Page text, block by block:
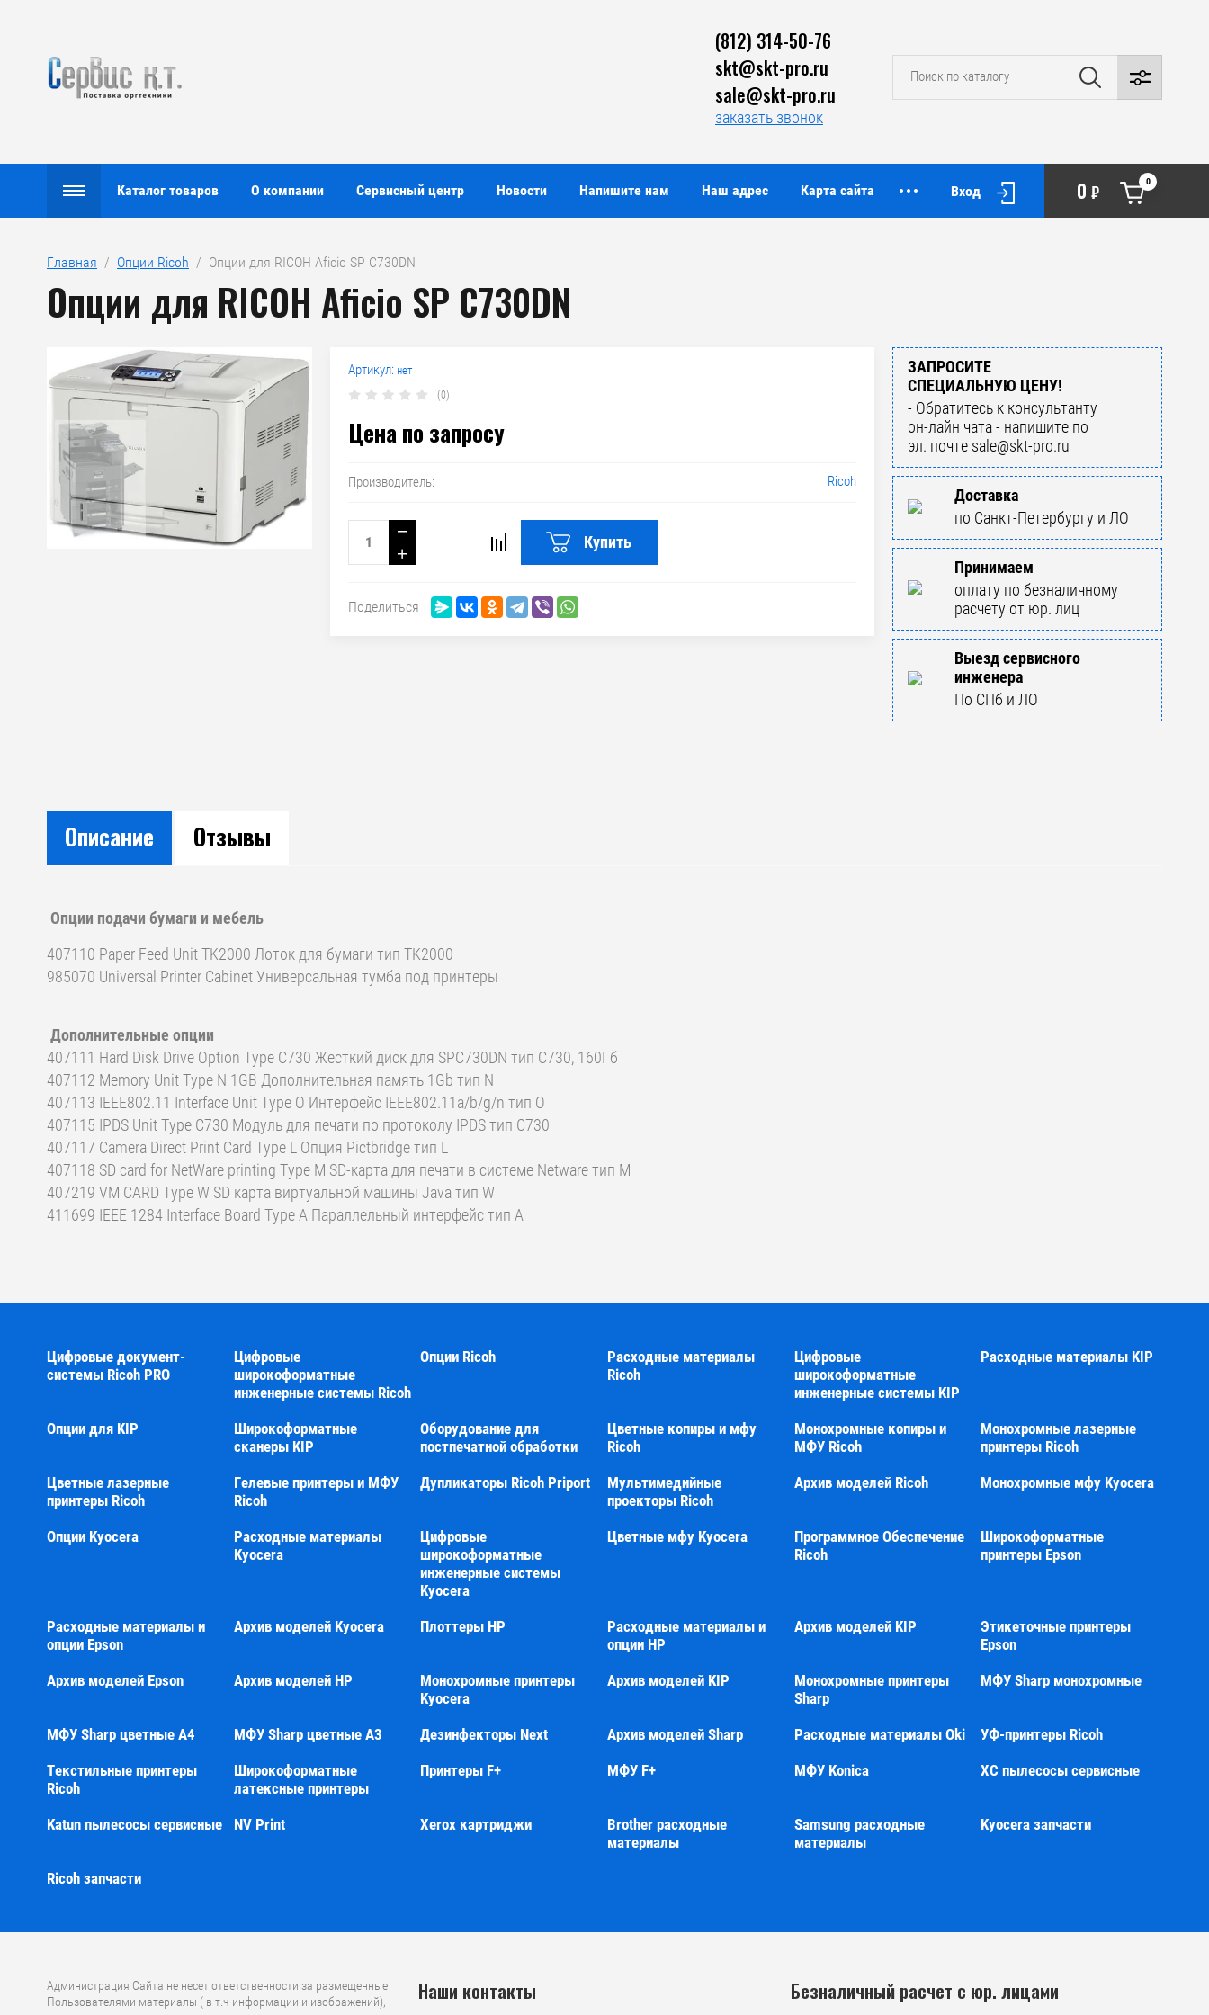
Каталог товаров О компании Сервисный центр Новости Напишите нам Наш адрес Карта сайта Вход 0 ₽
0
(812) 314-50-76
skt@skt-pro.ru
sale@skt-pro.ru
заказать звонок
Главная
  /
Опции Ricoh
  /  Опции для RICOH Aficio SP C730DN
Опции для RICOH Aficio SP C730DN
Артикул: нет
(0)
Цена по запросу
Производитель: Ricoh
−
+
Купить
Поделиться
ЗАПРОСИТЕ
СПЕЦИАЛЬНУЮ ЦЕНУ!
- Обратитесь к консультанту
он-лайн чата - напишите по
эл. почте sale@skt-pro.ru
Доставка
по Санкт-Петербургу и ЛО
Принимаем
оплату по безналичному
расчету от юр. лиц
Выезд сервисного
инженера
По СПб и ЛО
Описание Отзывы
Опции подачи бумаги и мебель
407110 Paper Feed Unit TK2000 Лоток для бумаги тип TK2000
985070 Universal Printer Cabinet Универсальная тумба под принтеры
Дополнительные опции
407111 Hard Disk Drive Option Type C730 Жесткий диск для SPC730DN тип C730, 160Гб
407112 Memory Unit Type N 1GB Дополнительная память 1Gb тип N
407113 IEEE802.11 Interface Unit Type O Интерфейс IEEE802.11a/b/g/n тип O
407115 IPDS Unit Type C730 Модуль для печати по протоколу IPDS тип C730
407117 Camera Direct Print Card Type L Опция Pictbridge тип L
407118 SD card for NetWare printing Type M SD-карта для печати в системе Netware тип M
407219 VM CARD Type W SD карта виртуальной машины Java тип W
411699 IEEE 1284 Interface Board Type A Параллельный интерфейс тип A
Цифровые документ-
системы Ricoh PRO
Цифровые
широкоформатные
инженерные системы Ricoh
Опции Ricoh
Расходные материалы
Ricoh
Цифровые
широкоформатные
инженерные системы KIP
Расходные материалы KIP
Опции для KIP
Широкоформатные
сканеры KIP
Оборудование для
постпечатной обработки
Цветные копиры и мфу
Ricoh
Монохромные копиры и
МФУ Ricoh
Монохромные лазерные
принтеры Ricoh
Цветные лазерные
принтеры Ricoh
Гелевые принтеры и МФУ
Ricoh
Дупликаторы Ricoh Priport
Мультимедийные
проекторы Ricoh
Архив моделей Ricoh Монохромные мфу Kyocera
Опции Kyocera
Расходные материалы
Kyocera
Цифровые
широкоформатные
инженерные системы
Kyocera
Цветные мфу Kyocera
Программное Обеспечение
Ricoh
Широкоформатные
принтеры Epson
Расходные материалы и
опции Epson
Архив моделей Kyocera Плоттеры HP
Расходные материалы и
опции HP
Архив моделей KIP
Этикеточные принтеры
Epson
Архив моделей Epson
Архив моделей HP
Монохромные принтеры
Kyocera
Архив моделей KIP
Монохромные принтеры
Sharp
МФУ Sharp монохромные
МФУ Sharp цветные А4 МФУ Sharp цветные А3 Дезинфекторы Next Архив моделей Sharp Расходные материалы Oki
УФ-принтеры Ricoh
Текстильные принтеры
Ricoh
Широкоформатные
латексные принтеры
Принтеры F+ МФУ F+ МФУ Konica XC пылесосы сервисные
Katun пылесосы сервисные NV Print Xerox картриджи
Brother расходные
материалы
Samsung расходные
материалы
Kyocera запчасти
Ricoh запчасти
Администрация Сайта не несет ответственности за размещенные
Пользователями материалы ( в т.ч информации и изображений),
Наши контакты Безналичный расчет с юр. лицами